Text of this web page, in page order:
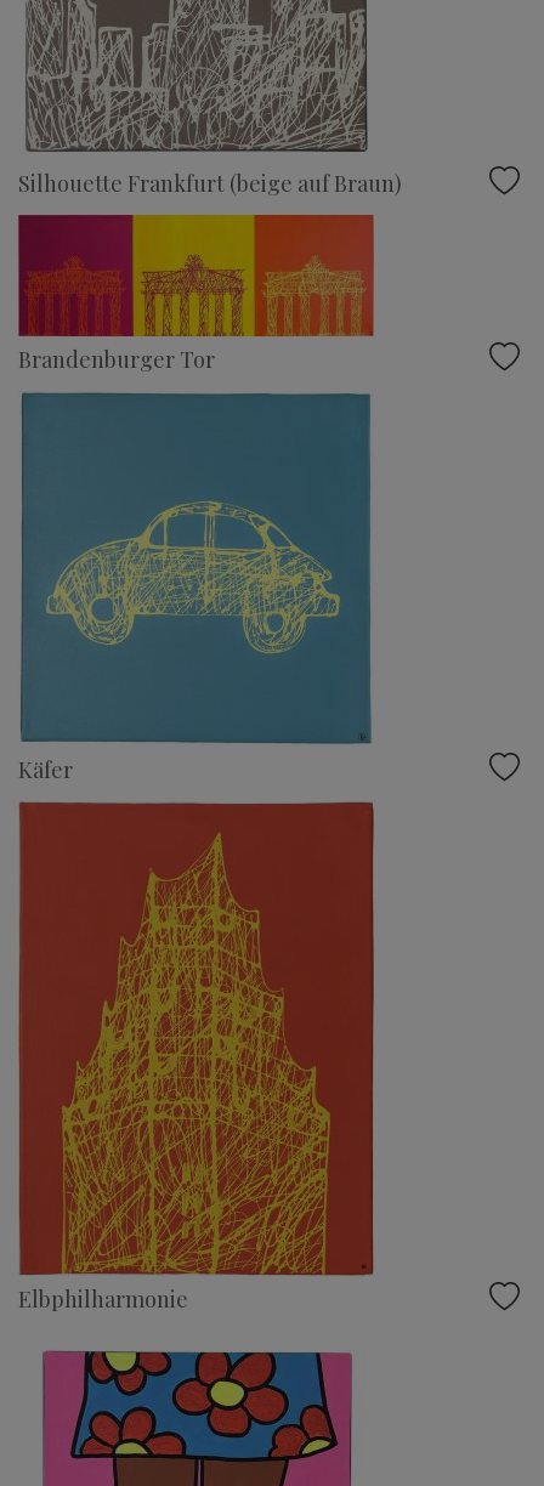
Silhouette Frankfurt (beige auf Braun)
Brandenburger Tor
Käfer
Elbphilharmonie